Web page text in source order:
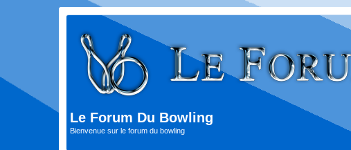
Le Forum Du Bowling
Bienvenue sur le forum du bowling